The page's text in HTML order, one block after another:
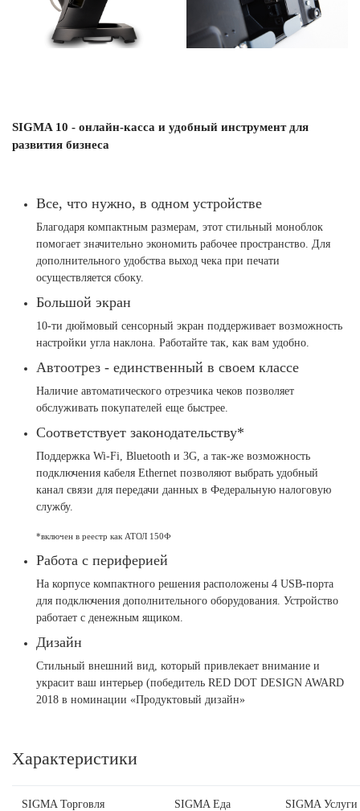
SIGMA 10 - онлайн-касса и удобный инструмент для
развития бизнеса
Все, что нужно, в одном устройстве
Благодаря компактным размерам, этот стильный моноблок
помогает значительно экономить рабочее пространство. Для
дополнительного удобства выход чека при печати
осуществляется сбоку.
Большой экран
10-ти дюймовый сенсорный экран поддерживает возможность
настройки угла наклона. Работайте так, как вам удобно.
Автоотрез - единственный в своем классе
Наличие автоматического отрезчика чеков позволяет
обслуживать покупателей еще быстрее.
Соответствует законодательству*
Поддержка Wi-Fi, Bluetooth и 3G, а так-же возможность
подключения кабеля Ethernet позволяют выбрать удобный
канал связи для передачи данных в Федеральную налоговую
службу.
*включен в реестр как АТОЛ 150Ф
Работа с периферией
На корпусе компактного решения расположены 4 USB-порта
для подключения дополнительного оборудования. Устройство
работает с денежным ящиком.
Дизайн
Стильный внешний вид, который привлекает внимание и
украсит ваш интерьер (победитель RED DOT DESIGN AWARD
2018 в номинации «Продуктовый дизайн»
Характеристики
SIGMA Торговля SIGMA Еда SIGMA Услуги